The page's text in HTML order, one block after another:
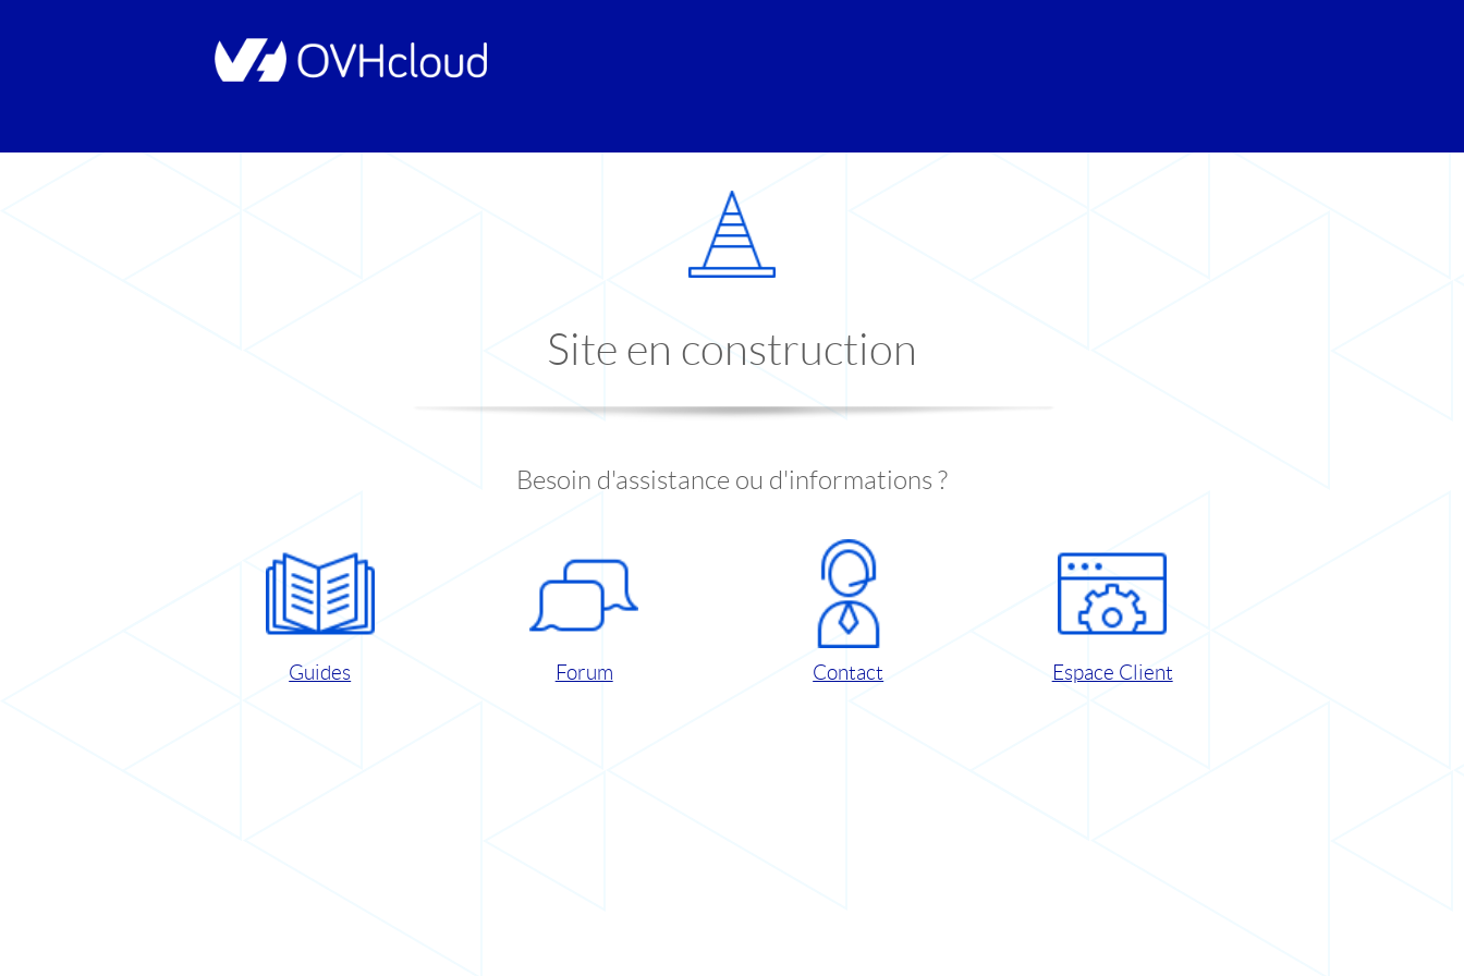
Site en construction
Besoin d'assistance ou d'informations ?
Guides Forum Contact Espace Client